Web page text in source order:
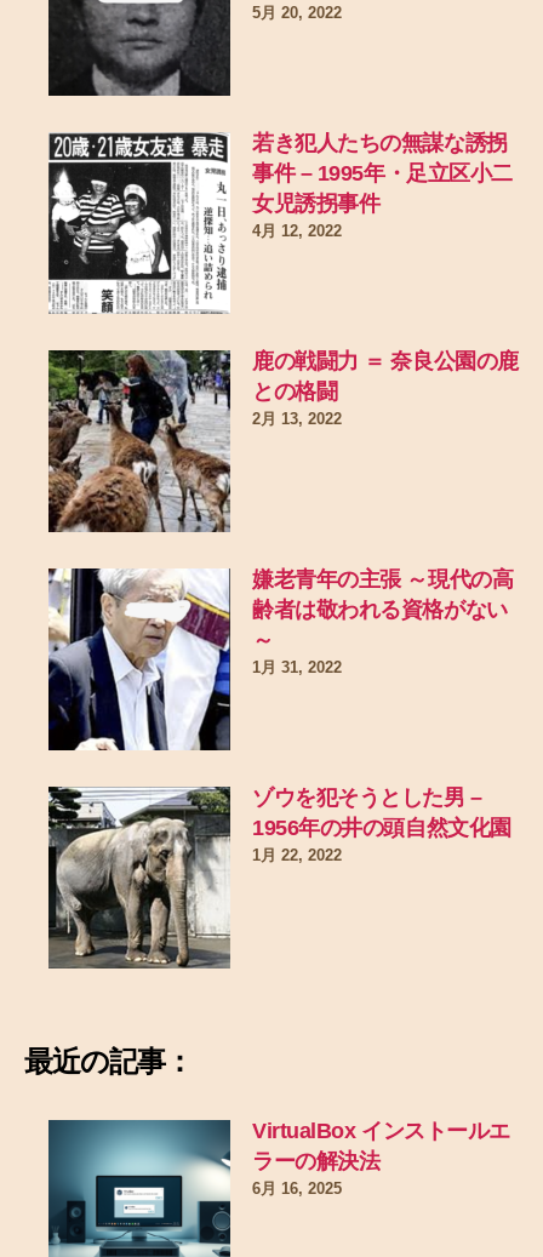
5月 20, 2022
若き犯人たちの無謀な誘拐
事件 – 1995年・足立区小二
女児誘拐事件
4月 12, 2022
鹿の戦闘力 ＝ 奈良公園の鹿
との格闘
2月 13, 2022
嫌老青年の主張 ～現代の高
齢者は敬われる資格がない
～
1月 31, 2022
ゾウを犯そうとした男 –
1956年の井の頭自然文化園
1月 22, 2022
最近の記事：
VirtualBox インストールエ
ラーの解決法
6月 16, 2025